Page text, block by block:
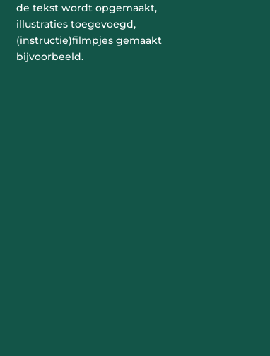
de tekst wordt opgemaakt,
illustraties toegevoegd,
(instructie)filmpjes gemaakt
bijvoorbeeld.